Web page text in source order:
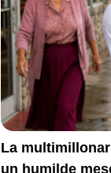
La
un humilde